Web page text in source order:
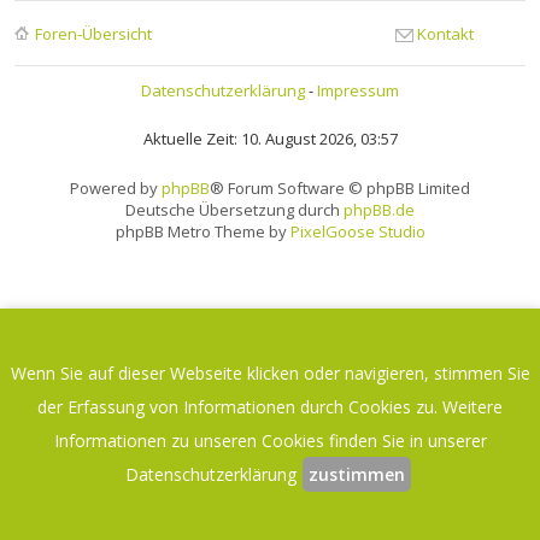
Foren-Übersicht Kontakt
Datenschutzerklärung-Impressum
Aktuelle Zeit: 10. August 2026, 03:57
Powered byphpBB® Forum Software © phpBB Limited
Deutsche Übersetzung durch phpBB.de
phpBB Metro Theme byPixelGoose Studio
Wenn Sie auf dieser Webseite klicken oder navigieren, stimmen Sie
der Erfassung von Informationen durch Cookies zu. Weitere
Informationen zu unseren Cookies finden Sie in unserer
Datenschutzerklärung
zustimmen